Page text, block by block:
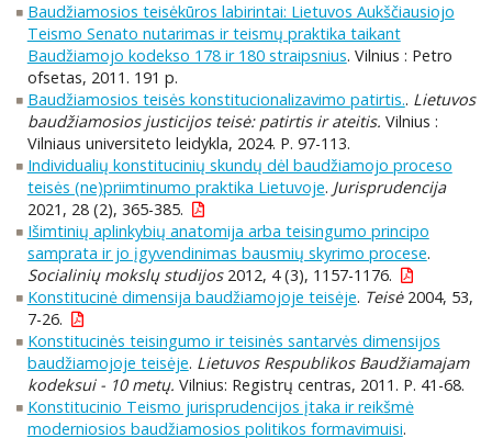
Baudžiamosios teisėkūros labirintai: Lietuvos Aukščiausiojo
Teismo Senato nutarimas ir teismų praktika taikant
Baudžiamojo kodekso 178 ir 180 straipsnius. Vilnius : Petro
ofsetas, 2011. 191 p.
Baudžiamosios teisės konstitucionalizavimo patirtis.. Lietuvos
baudžiamosios justicijos teisė: patirtis ir ateitis. Vilnius :
Vilniaus universiteto leidykla, 2024. P. 97-113.
Individualių konstitucinių skundų dėl baudžiamojo proceso
teisės (ne)priimtinumo praktika Lietuvoje. Jurisprudencija
2021, 28 (2), 365-385.
Išimtinių aplinkybių anatomija arba teisingumo principo
samprata ir jo įgyvendinimas bausmių skyrimo procese.
Socialinių mokslų studijos2012, 4 (3), 1157-1176.
Konstitucinė dimensija baudžiamojoje teisėje. Teisė2004, 53,
7-26.
Konstitucinės teisingumo ir teisinės santarvės dimensijos
baudžiamojoje teisėje. Lietuvos Respublikos Baudžiamajam
kodeksui - 10 metų. Vilnius: Registrų centras, 2011. P. 41-68.
Konstitucinio Teismo jurisprudencijos įtaka ir reikšmė
moderniosios baudžiamosios politikos formavimuisi.